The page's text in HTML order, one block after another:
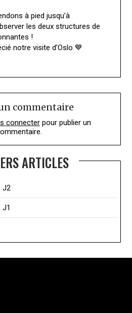
à pied jusqu’à
les deux structures de
!
notre visite d’Oslo 💙
commentaire
connecter pour publier un
ARTICLES
J2
J1